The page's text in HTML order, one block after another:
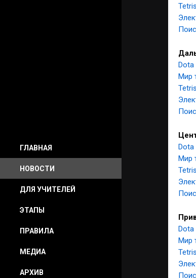
ГЛАВНАЯ
НОВОСТИ
ДЛЯ УЧИТЕЛЕЙ
ЭТАПЫ
ПРАВИЛА
МЕДИА
АРХИВ
Tetris
Dota
Мир
Tetris
Dota
Мир
Tetris
Dota
Мир
Tetris